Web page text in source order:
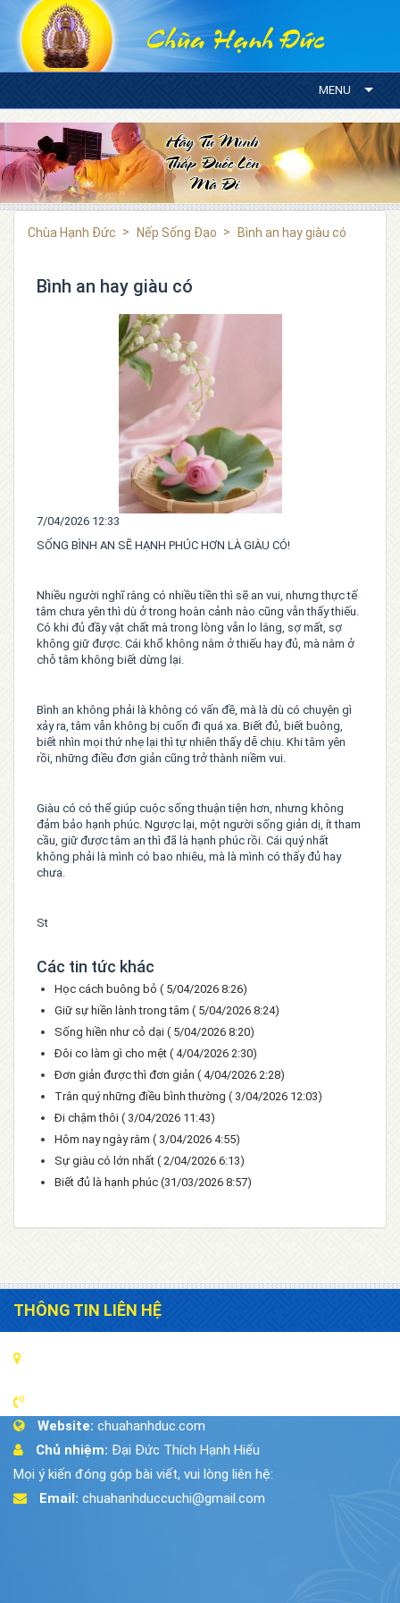
MENU
Chùa Hạnh Đức Nếp Sống Đạo Bình an hay giàu có
Bình an hay giàu có
7/04/2026 12:33
SỐNG BÌNH AN SẼ HẠNH PHÚC HƠN LÀ GIÀU CÓ!
Nhiều người nghĩ rằng có nhiều tiền thì sẽ an vui, nhưng thực tế
tâm chưa yên thì dù ở trong hoàn cảnh nào cũng vẫn thấy thiếu.
Có khi đủ đầy vật chất mà trong lòng vẫn lo lắng, sợ mất, sợ
không giữ được. Cái khổ không nằm ở thiếu hay đủ, mà nằm ở
chỗ tâm không biết dừng lại.
Bình an không phải là không có vấn đề, mà là dù có chuyện gì
xảy ra, tâm vẫn không bị cuốn đi quá xa. Biết đủ, biết buông,
biết nhìn mọi thứ nhẹ lại thì tự nhiên thấy dễ chịu. Khi tâm yên
rồi, những điều đơn giản cũng trở thành niềm vui.
Giàu có có thể giúp cuộc sống thuận tiện hơn, nhưng không
đảm bảo hạnh phúc. Ngược lại, một người sống giản dị, ít tham
cầu, giữ được tâm an thì đã là hạnh phúc rồi. Cái quý nhất
không phải là mình có bao nhiêu, mà là mình có thấy đủ hay
chưa.
St
Các tin tức khác
Học cách buông bỏ ( 5/04/2026 8:26)
Giữ sự hiền lành trong tâm ( 5/04/2026 8:24)
Sống hiền như cỏ dại ( 5/04/2026 8:20)
Đôi co làm gì cho mệt ( 4/04/2026 2:30)
Đơn giản được thì đơn giản ( 4/04/2026 2:28)
Trân quý những điều bình thường ( 3/04/2026 12:03)
Đi chậm thôi ( 3/04/2026 11:43)
Hôm nay ngày rằm ( 3/04/2026 4:55)
Sự giàu có lớn nhất ( 2/04/2026 6:13)
Biết đủ là hạnh phúc (31/03/2026 8:57)
THÔNG TIN LIÊN HỆ
Website: chuahanhduc.com
Chủ nhiệm: Đại Đức Thích Hạnh Hiếu
Mọi ý kiến đóng góp bài viết, vui lòng liên hệ:
Email: chuahanhduccuchi@gmail.com